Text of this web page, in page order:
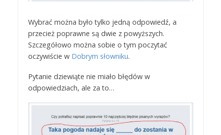
Wybrać można było tylko jedną odpowiedź, a
przecież poprawne są dwie z powyższych.
Szczegółowo można sobie o tym poczytać
oczywiście w Dobrym słowniku.
Pytanie dziewiąte nie miało błędów w
odpowiedziach, ale za to…